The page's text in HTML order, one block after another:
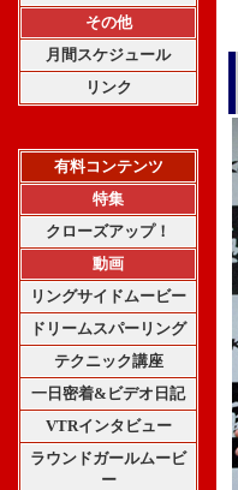
その他
月間スケジュール
リンク
有料コンテンツ
特集
クローズアップ！
動画
リングサイドムービー
ドリームスパーリング
テクニック講座
一日密着&ビデオ日記
VTRインタビュー
ラウンドガールムービ
ー